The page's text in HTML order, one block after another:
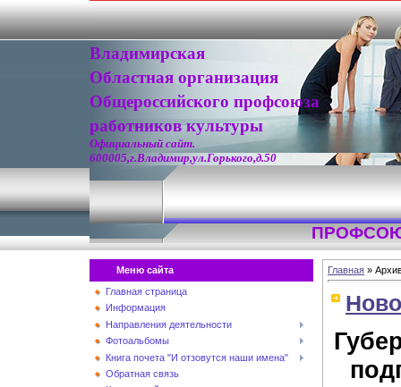
Владимирская
Областная организация
Общероссийского профсоюза
работников культуры
Официальный сайт.
600005,г.Владимир,ул.Горького,д.50
Меню сайта
Главная страница
Информация
Направления деятельности
Фотоальбомы
Книга почета "И отзовутся наши имена"
Обратная связь
Главная »